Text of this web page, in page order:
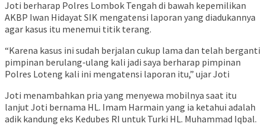
Joti berharap Polres Lombok Tengah di bawah kepemilikan
AKBP Iwan Hidayat SIK mengatensi laporan yang diadukannya
agar kasus itu menemui titik terang.
“Karena kasus ini sudah berjalan cukup lama dan telah berganti
pimpinan berulang-ulang kali jadi saya berharap pimpinan
Polres Loteng kali ini mengatensi laporan itu,” ujar Joti
Joti menambahkan pria yang menyewa mobilnya saat itu
lanjut Joti bernama HL. Imam Harmain yang ia ketahui adalah
adik kandung eks Kedubes RI untuk Turki HL. Muhammad Iqbal.